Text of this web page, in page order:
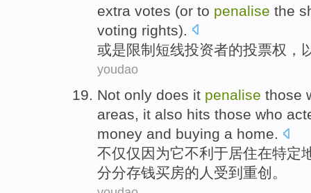
extra votes (or to penalise the
voting rights).
或是限制短线投资者的投票权 ，
youdao
Not only does it penalise those
areas, it also hits those who
money and buying a home.
不仅仅 因为它不利于居住在特定
分分存钱买房的人受到重创。